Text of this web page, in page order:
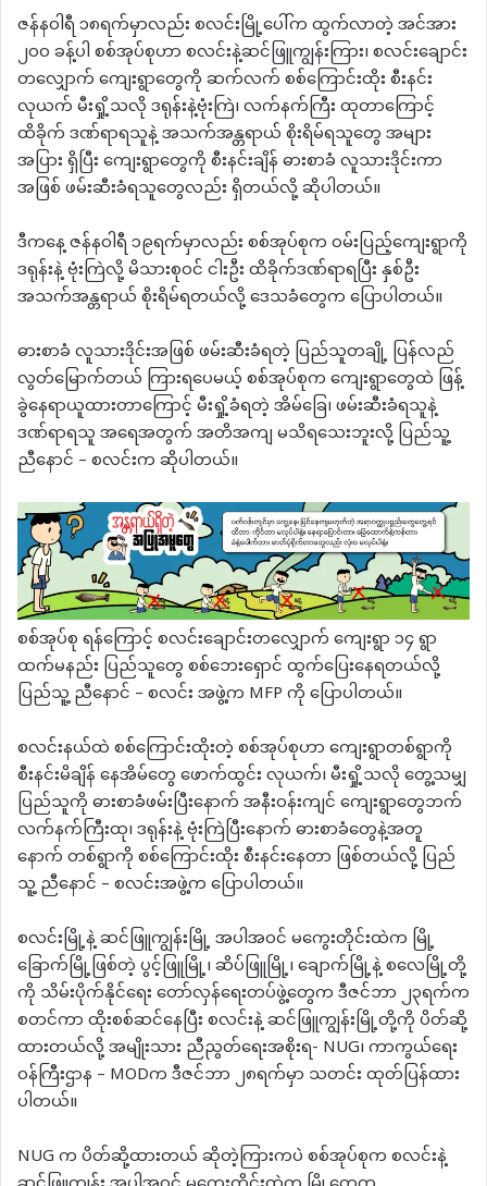
ဇန်နဝါရီ ၁၈ရက်မှာလည်း စလင်းမြို့ပေါ်က ထွက်လာတဲ့ အင်အား
၂၀၀ ခန့်ပါ စစ်အုပ်စုဟာ စလင်းနဲ့ဆင်ဖြူကျွန်းကြား၊ စလင်းချောင်း
တလျှောက် ကျေးရွာတွေကို ဆက်လက် စစ်ကြောင်းထိုး စီးနင်း
လုယက် မီးရှို့သလို ဒရုန်းနဲ့ဗုံးကြဲ၊ လက်နက်ကြီး ထုတာကြောင့်
ထိခိုက် ဒဏ်ရာရသူနဲ့ အသက်အန္တရာယ် စိုးရိမ်ရသူတွေ အများ
အပြား ရှိပြီး ကျေးရွာတွေကို စီးနင်းချိန် ဓားစာခံ လူသားဒိုင်းကာ
အဖြစ် ဖမ်းဆီးခံရသူတွေလည်း ရှိတယ်လို့ ဆိုပါတယ်။
ဒီကနေ့ ဇန်နဝါရီ ၁၉ရက်မှာလည်း စစ်အုပ်စုက ဝမ်းပြည့်ကျေးရွာကို
ဒရုန်းနဲ့ ဗုံးကြဲလို့ မိသားစုဝင် ငါးဦး ထိခိုက်ဒဏ်ရာရပြီး နှစ်ဦး
အသက်အန္တရာယ် စိုးရိမ်ရတယ်လို့ ဒေသခံတွေက ပြောပါတယ်။
ဓားစာခံ လူသားဒိုင်းအဖြစ် ဖမ်းဆီးခံရတဲ့ ပြည်သူတချို့ ပြန်လည်
လွတ်မြောက်တယ် ကြားရပေမယ့် စစ်အုပ်စုက ကျေးရွာတွေထဲ ဖြန့်
ခွဲနေရာယူထားတာကြောင့် မီးရှို့ခံရတဲ့ အိမ်ခြေ၊ ဖမ်းဆီးခံရသူနဲ့
ဒဏ်ရာရသူ အရေအတွက် အတိအကျ မသိရသေးဘူးလို့ ပြည်သူ့
ညီနောင် – စလင်းက ဆိုပါတယ်။
စစ်အုပ်စု ရန်ကြောင့် စလင်းချောင်းတလျှောက် ကျေးရွာ ၁၄ ရွာ
ထက်မနည်း ပြည်သူတွေ စစ်ဘေးရှောင် ထွက်ပြေးနေရတယ်လို့
ပြည်သူ့ ညီနောင် – စလင်း အဖွဲ့က MFP ကို ပြောပါတယ်။
စလင်းနယ်ထဲ စစ်ကြောင်းထိုးတဲ့ စစ်အုပ်စုဟာ ကျေးရွာတစ်ရွာကို
စီးနင်းမိချိန် နေအိမ်တွေ ဖောက်ထွင်း လုယက်၊ မီးရှို့သလို တွေ့သမျှ
ပြည်သူကို ဓားစာခံဖမ်းပြီးနောက် အနီးဝန်းကျင် ကျေးရွာတွေဘက်
လက်နက်ကြီးထု၊ ဒရုန်းနဲ့ ဗုံးကြဲပြီးနောက် ဓားစာခံတွေနဲ့အတူ
နောက် တစ်ရွာကို စစ်ကြောင်းထိုး စီးနင်းနေတာ ဖြစ်တယ်လို့ ပြည်
သူ့ ညီနောင် – စလင်းအဖွဲ့က ပြောပါတယ်။
စလင်းမြို့နဲ့ ဆင်ဖြူကျွန်းမြို့ အပါအဝင် မကွေးတိုင်းထဲက မြို့
ခြောက်မြို့ဖြစ်တဲ့ ပွင့်ဖြူမြို့၊ ဆိပ်ဖြူမြို့၊ ချောက်မြို့နဲ့ စလေမြို့တို့
ကို သိမ်းပိုက်နိုင်ရေး တော်လှန်ရေးတပ်ဖွဲ့တွေက ဒီဇင်ဘာ ၂၃ရက်က
စတင်ကာ ထိုးစစ်ဆင်နေပြီး စလင်းနဲ့ ဆင်ဖြူကျွန်းမြို့တို့ကို ပိတ်ဆို့
ထားတယ်လို့ အမျိုးသား ညီညွတ်ရေးအစိုးရ- NUG၊ ကာကွယ်ရေး
ဝန်ကြီးဌာန – MODက ဒီဇင်ဘာ ၂၈ရက်မှာ သတင်း ထုတ်ပြန်ထား
ပါတယ်။
NUG က ပိတ်ဆို့ထားတယ် ဆိုတဲ့ကြားကပဲ စစ်အုပ်စုက စလင်းနဲ့